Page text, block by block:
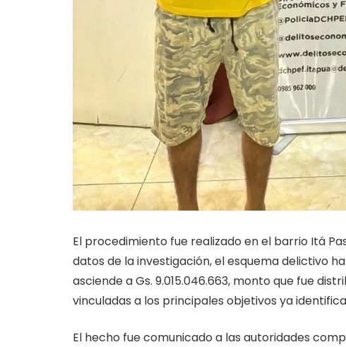
El procedimiento fue realizado en el barrio Itá
datos de la investigación, el esquema delictivo
asciende a Gs. 9.015.046.663, monto que fue
vinculadas a los principales objetivos ya
El hecho fue comunicado a las autoridades